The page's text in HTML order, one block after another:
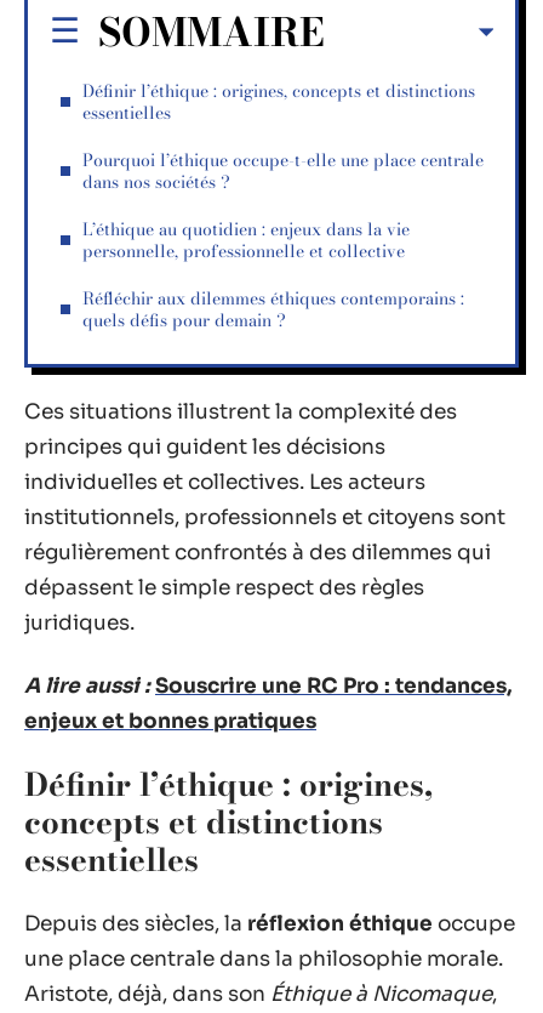
SOMMAIRE
Définir l’éthique : origines, concepts et distinctions
essentielles
Pourquoi l’éthique occupe-t-elle une place centrale
dans nos sociétés ?
L’éthique au quotidien : enjeux dans la vie
personnelle, professionnelle et collective
Réfléchir aux dilemmes éthiques contemporains :
quels défis pour demain ?
Ces situations illustrent la complexité des
principes qui guident les décisions
individuelles et collectives. Les acteurs
institutionnels, professionnels et citoyens sont
régulièrement confrontés à des dilemmes qui
dépassent le simple respect des règles
juridiques.
A lire aussi :Souscrire une RC Pro : tendances,
enjeux et bonnes pratiques
Définir l’éthique : origines,
concepts et distinctions
essentielles
Depuis des siècles, la réflexion éthique occupe
une place centrale dans la philosophie morale.
Aristote, déjà, dans son Éthique à Nicomaque,